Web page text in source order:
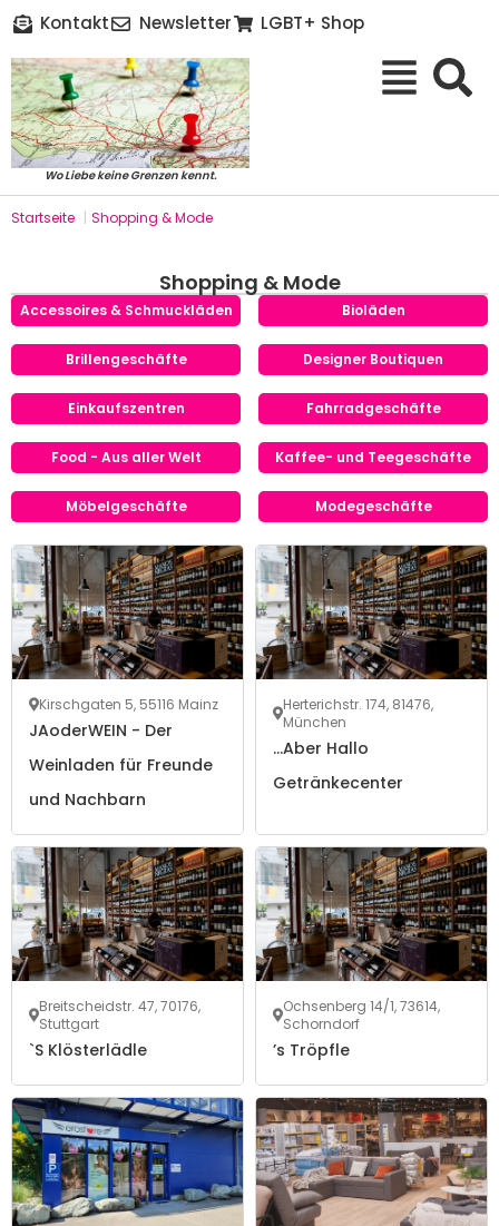
Kontakt Newsletter LGBT+ Shop
Wo Liebe keine Grenzen kennt.
Startseite | Shopping & Mode
Shopping & Mode
Accessoires & Schmuckläden Bioläden
Brillengeschäfte Designer Boutiquen
Einkaufszentren Fahrradgeschäfte
Food - Aus aller Welt Kaffee- und Teegeschäfte
Möbelgeschäfte Modegeschäfte
Kirschgaten 5, 55116 Mainz
JAoderWEIN - Der
Weinladen für Freunde
und Nachbarn
Herterichstr. 174, 81476,
München
…Aber Hallo
Getränkecenter
Breitscheidstr. 47, 70176,
Stuttgart
`S Klösterlädle
Ochsenberg 14/1, 73614,
Schorndorf
’s Tröpfle